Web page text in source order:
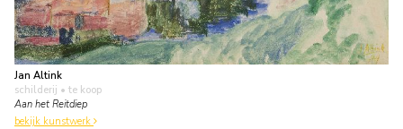
Jan Altink
schilderij • te koop
Aan het Reitdiep
bekijk kunstwerk